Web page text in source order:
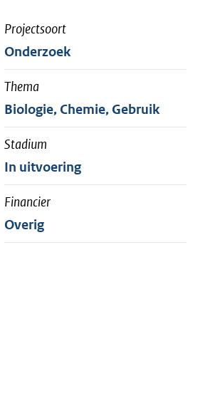
Projectsoort
Onderzoek
Thema
Biologie, Chemie, Gebruik
Stadium
In uitvoering
Financier
Overig